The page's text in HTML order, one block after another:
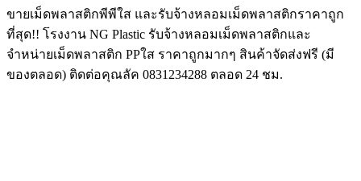
ขายเม็ดพลาสติกพีพีใส และรับจ้างหลอมเม็ดพลาสติกราคาถูก
ที่สุด!! โรงงาน NG Plastic รับจ้างหลอมเม็ดพลาสติกและ
จำหน่ายเม็ดพลาสติก PPใส ราคาถูกมากๆ สินค้าจัดส่งฟรี (มี
ของตลอด) ติดต่อคุณลัค 0831234288 ตลอด 24 ชม.